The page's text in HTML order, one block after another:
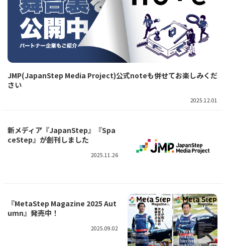
JMP(JapanStep Media Project)公式noteも併せてお楽しみくだ
さい
2025.12.01
新メディア『JapanStep』『Spa
ceStep』が創刊しました
2025.11.26
『MetaStep Magazine 2025 Aut
umn』発売中！
2025.09.02